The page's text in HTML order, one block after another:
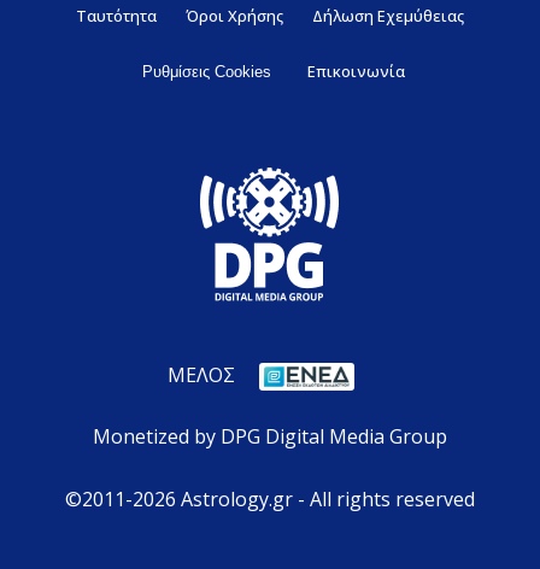
Ταυτότητα Όροι Χρήσης Δήλωση Εχεμύθειας
Ρυθμίσεις Cookies Επικοινωνία
ΜΕΛΟΣ
Monetized by DPG Digital Media Group
©2011-2026 Astrology.gr - All rights reserved